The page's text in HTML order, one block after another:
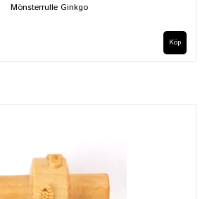
Mönsterrulle Ginkgo